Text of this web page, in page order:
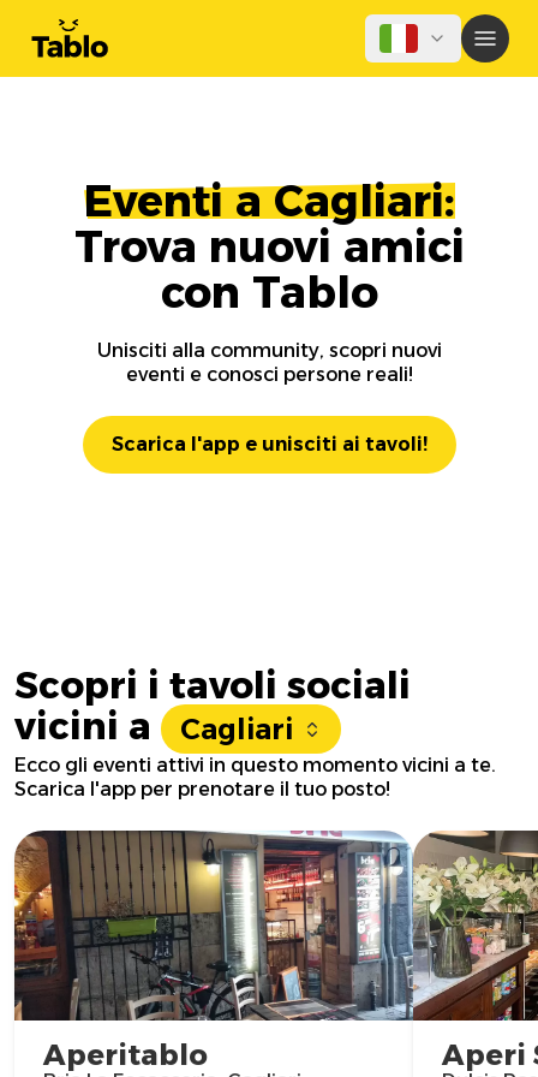
Eventi a Cagliari:
Trova nuovi amici
con Tablo
Unisciti alla community, scopri nuovi
eventi e conosci persone reali!
Scarica l'app e unisciti ai tavoli!
Scopri i tavoli sociali
vicini a
Cagliari
Ecco gli eventi attivi in questo momento vicini a te.
Scarica l'app per prenotare il tuo posto!
Aperitablo Aperi